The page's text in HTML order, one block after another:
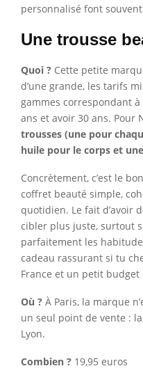
personnalisé font
Une trousse
Quoi ? Cette petite
d’une grande, les tarifs
gammes correspondant
ans et avoir 30 ans. Pour
trousses (une pour
huile pour le corps et
Concrètement, c’est le
coffret beauté simple,
quotidien. Le fait d’avoir
cibler plus juste, surtout
parfaitement les
cadeau rassurant si tu
France et un petit budget
Où ? À Paris, la marque
un seul point de vente :
Lyon.
Combien ? 19,95 euros